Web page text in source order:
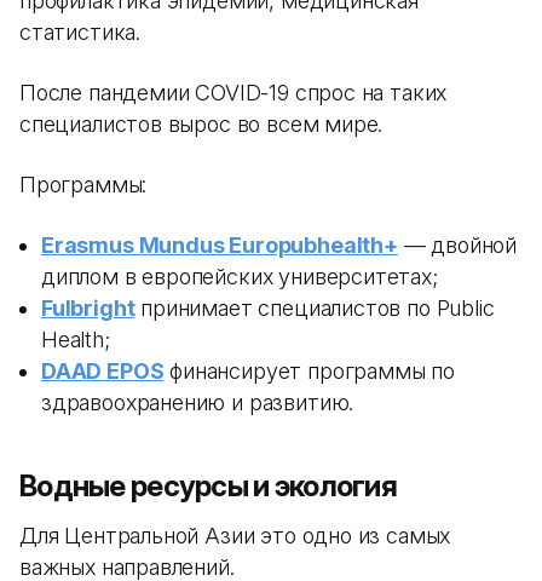
статистика.
После пандемии COVID-19 спрос на таких
специалистов вырос во всем мире.
Программы:
Erasmus Mundus Europubhealth+ — двойной
диплом в европейских университетах;
Fulbrightпринимает специалистов по Public
Health;
DAAD EPOS финансирует программы по
здравоохранению и развитию.
Водные ресурсы и экология
Для Центральной Азии это одно из самых
важных направлений.